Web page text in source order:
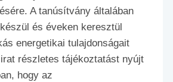
A tanúsítvány általában
és éveken keresztül
energetikai tulajdonságait
részletes tájékoztatást nyújt
hogy az